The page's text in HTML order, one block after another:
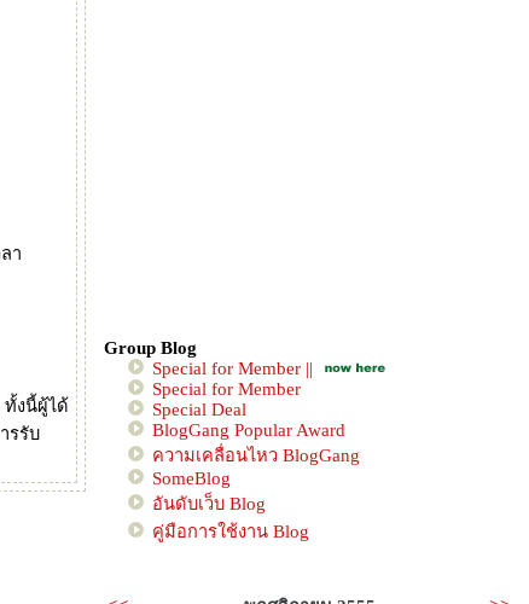
า
ทั้งนี้ผู้ได้
รรับ
Group Blog
Special for Member ||
Special for Member
Special Deal
BlogGang Popular Award
ความเคลื่อนไหว BlogGang
SomeBlog
อันดับเว็บ Blog
คู่มือการใช้งาน Blog